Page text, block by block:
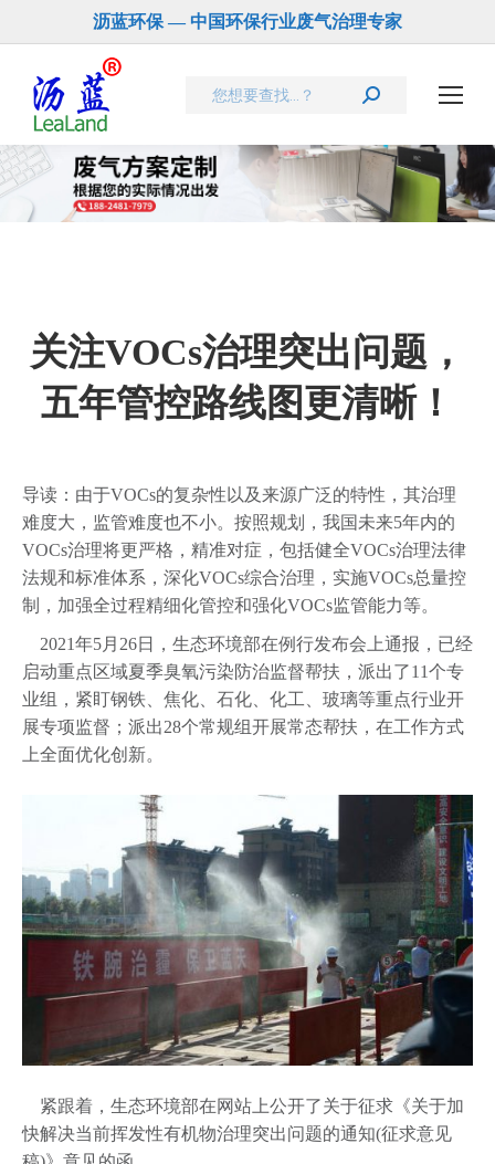
沥蓝环保 — 中国环保行业废气治理专家
Search:
关注VOCs治理突出问题，
五年管控路线图更清晰！
导读：由于VOCs的复杂性以及来源广泛的特性，其治理
难度大，监管难度也不小。按照规划，我国未来5年内的
VOCs治理将更严格，精准对症，包括健全VOCs治理法律
法规和标准体系，深化VOCs综合治理，实施VOCs总量控
制，加强全过程精细化管控和强化VOCs监管能力等。
2021年5月26日，生态环境部在例行发布会上通报，已经
启动重点区域夏季臭氧污染防治监督帮扶，派出了11个专
业组，紧盯钢铁、焦化、石化、化工、玻璃等重点行业开
展专项监督；派出28个常规组开展常态帮扶，在工作方式
上全面优化创新。
紧跟着，生态环境部在网站上公开了关于征求《关于加
快解决当前挥发性有机物治理突出问题的通知(征求意见